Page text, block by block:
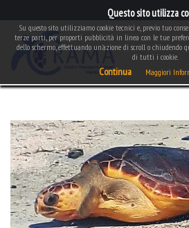
Questo sito utilizza
Su questo sito utilizziamo cookie tecnici e, previo tuo
terze parti, per proporti pubblicità in linea con le tue
dello schermo, effettuando un'azione di scroll o chiudendo
di tutti i cookie.
Continua Maggiori